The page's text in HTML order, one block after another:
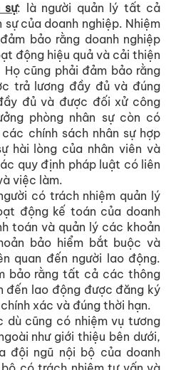
sự: là người quản lý tất cả
của doanh nghiệp. Nhiệm
bảo rằng doanh nghiệp
động hiệu quả và cải thiện
cũng phải đảm bảo rằng
trả lương đầy đủ và đúng
đủ và được đối xử công
phòng nhân sự còn có
chính sách nhân sự hợp
hài lòng của nhân viên và
quy định pháp luật có liên
việc làm.
có trách nhiệm quản lý
động kế toán của doanh
toán và quản lý các khoản
bảo hiểm bắt buộc và
quan đến người lao động.
bảo rằng tất cả các thông
đến lao động được đăng ký
xác và đúng thời hạn.
dù cũng có nhiệm vụ tương
như giới thiệu bên dưới,
đội ngũ nội bộ của doanh